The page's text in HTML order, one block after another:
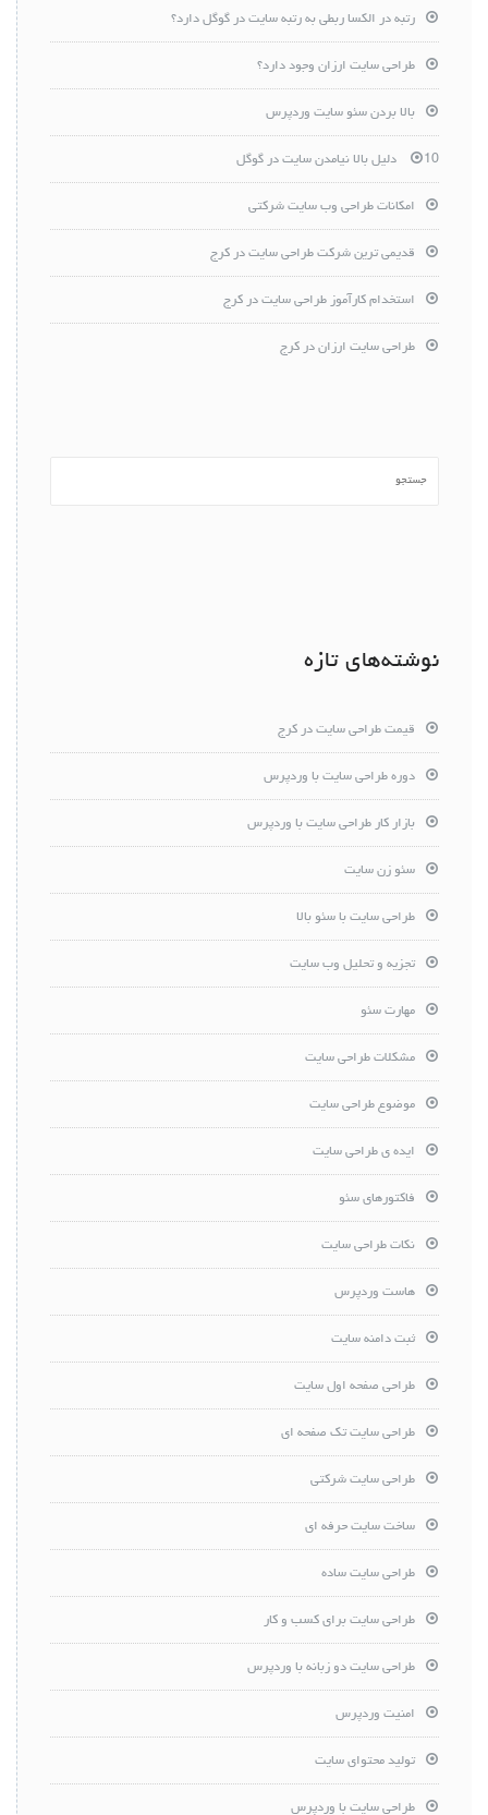
رتبه در الکسا ربطی به رتبه سایت در گوگل دارد؟
طراحی سایت ارزان وجود دارد؟
بالا بردن سئو سایت وردپرس
10 دلیل بالا نیامدن سایت در گوگل
امکانات طراحی وب سایت شرکتی
قدیمی ترین شرکت طراحی سایت در کرج
استخدام کارآموز طراحی سایت در کرج
طراحی سایت ارزان در کرج
نوشته‌های تازه
قیمت طراحی سایت در کرج
دوره طراحی سایت با وردپرس
بازار کار طراحی سایت با وردپرس
سئو زن سایت
طراحی سایت با سئو بالا
تجزیه و تحلیل وب سایت
مهارت سئو
مشکلات طراحی سایت
موضوع طراحی سایت
ایده ی طراحی سایت
فاکتورهای سئو
نکات طراحی سایت
هاست وردپرس
ثبت دامنه سایت
طراحی صفحه اول سایت
طراحی سایت تک صفحه ای
طراحی سایت شرکتی
ساخت سایت حرفه ای
طراحی سایت ساده
طراحی سایت برای کسب و کار
طراحی سایت دو زبانه با وردپرس
امنیت وردپرس
تولید محتوای سایت
طراحی سایت با وردپرس